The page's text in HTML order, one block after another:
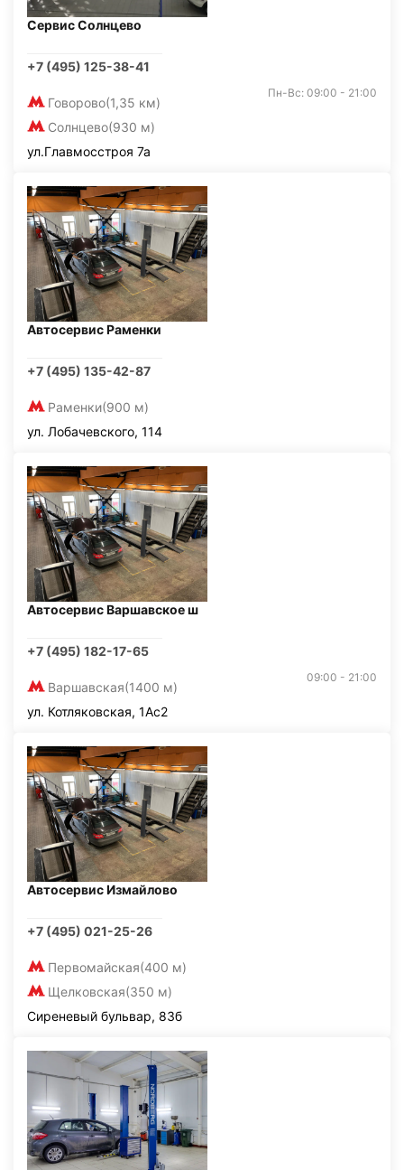
Сервис Солнцево
+7 (495) 125-38-41
Говорово(1,35 км)
Солнцево(930 м)
Пн-Вс: 09:00 - 21:00
ул.Главмосстроя 7а
Автосервис Раменки
+7 (495) 135-42-87
Раменки(900 м)
ул. Лобачевского, 114
Автосервис Варшавское ш
+7 (495) 182-17-65
Варшавская(1400 м)
09:00 - 21:00
ул. Котляковская, 1Ас2
Автосервис Измайлово
+7 (495) 021-25-26
Первомайская(400 м)
Щелковская(350 м)
Сиреневый бульвар, 83б